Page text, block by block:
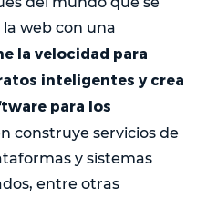
web con una
la velocidad para
inteligentes y crea
para los
construye servicios de
y sistemas
entre otras